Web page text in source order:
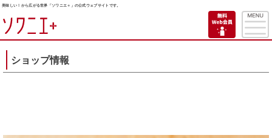
美味しい！から広がる世界「ソワニエ＋」の公式ウェブサイトです。
ショップ情報